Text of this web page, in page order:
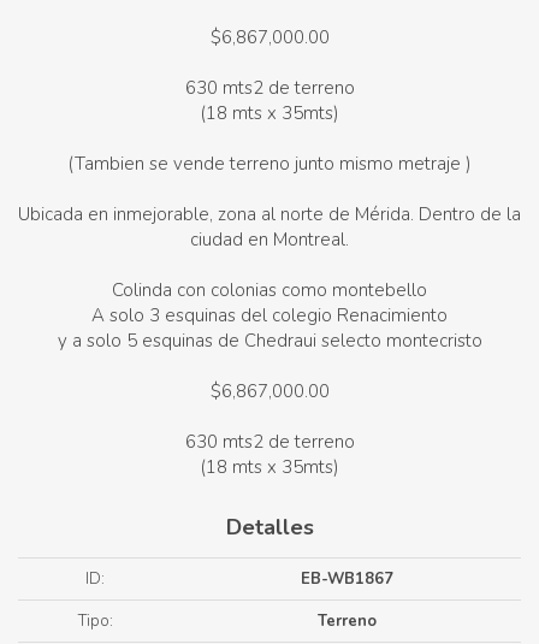
$6,867,000.00
630 mts2 de terreno
(18 mts x 35mts)
(Tambien se vende terreno junto mismo metraje )
Ubicada en inmejorable, zona al norte de Mérida. Dentro de la
ciudad en Montreal.
Colinda con colonias como montebello
A solo 3 esquinas del colegio Renacimiento
y a solo 5 esquinas de Chedraui selecto montecristo
$6,867,000.00
630 mts2 de terreno
(18 mts x 35mts)
Detalles
ID:
EB-WB1867
Tipo:
Terreno